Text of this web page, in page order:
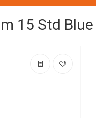
15 Std Blue